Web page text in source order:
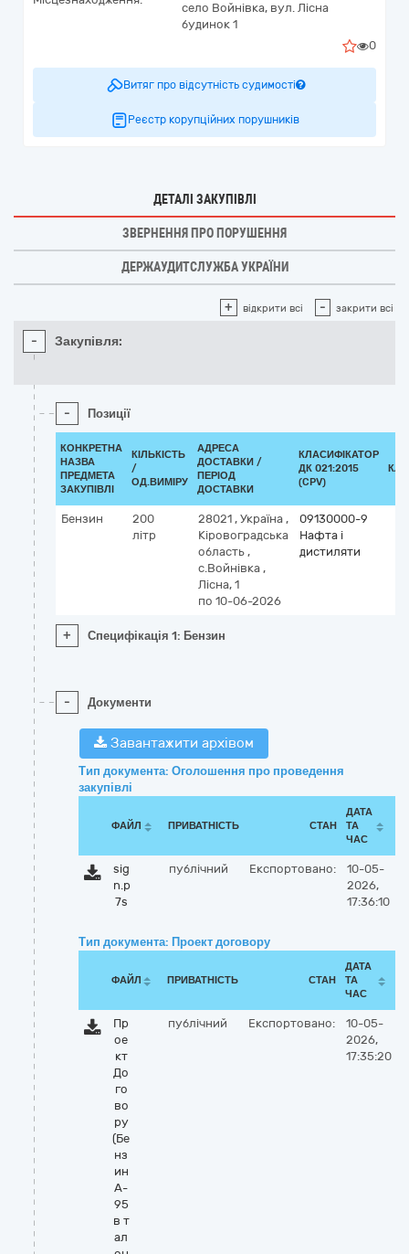
село Войнівка, вул. Лісна
будинок 1
0
Витяг про відсутність судимості
Реєстр корупційних порушників
ДЕТАЛІ ЗАКУПІВЛІ
ЗВЕРНЕННЯ ПРО ПОРУШЕННЯ
ДЕРЖАУДИТСЛУЖБА УКРАЇНИ
+ відкрити всі - закрити всі
- Закупівля:
- Позиції
КОНКРЕТНА
НАЗВА
ПРЕДМЕТА
ЗАКУПІВЛІ
КІЛЬКІСТЬ
/
ОД.ВИМІРУ
АДРЕСА
ДОСТАВКИ /
ПЕРІОД
ДОСТАВКИ
КЛАСИФІКАТОР
ДК 021:2015
(CPV)
Бензин
200
літр
28021 , Україна ,
Кіровоградська
область ,
с.Войнівка ,
Лісна, 1
по 10-06-2026
09130000-9
Нафта і
дистиляти
+ Специфікація 1: Бензин
- Документи
Завантажити архівом
Тип документа: Оголошення про проведення
закупівлі
ФАЙЛ ПРИВАТНІСТЬ СТАН
ДАТА
ТА
ЧАС
sig
n.p
7s
публічний Експортовано:
10-05-
2026,
17:36:10
Тип документа: Проект договору
ФАЙЛ ПРИВАТНІСТЬ СТАН
ДАТА
ТА
ЧАС
Пр
ое
кт
До
го
во
ру
(Бе
нз
ин
А-
95
в т
ал
публічний Експортовано:
10-05-
2026,
17:35:20